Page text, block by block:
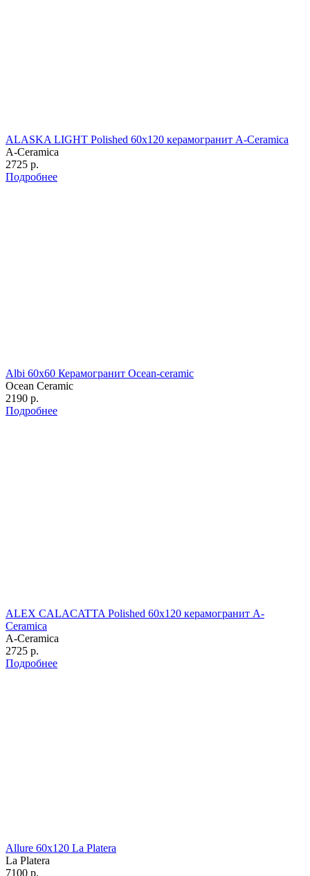
ALASKA LIGHT Polished 60х120 керамогранит A-Ceramica
A-Ceramica
2725 р.
Подробнее
Albi 60х60 Керамогранит Ocean-ceramic
Ocean Ceramic
2190 р.
Подробнее
ALEX CALACATTA Polished 60х120 керамогранит A-
Ceramica
A-Ceramica
2725 р.
Подробнее
Allure 60х120 La Platera
La Platera
7100 р.